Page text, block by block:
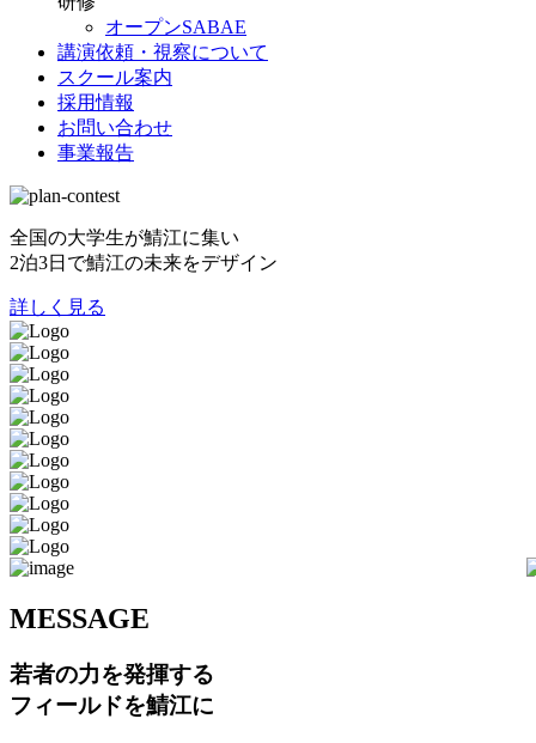
オープンSABAE
講演依頼・視察について
スクール案内
採用情報
お問い合わせ
事業報告
全国の大学生が鯖江に集い
2泊3日で鯖江の未来をデザイン
詳しく見る
MESSAGE
若者の力を発揮する
フィールドを鯖江に